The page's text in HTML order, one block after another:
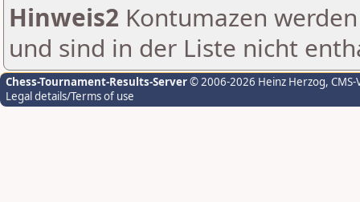
Hinweis2 Kontumazen
und sind in der Liste nicht
Chess-Tournament-Results-Server© 2006-2026 Heinz Herzog,
Legal details/Terms of use